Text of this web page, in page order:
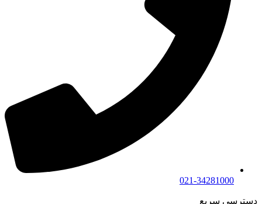
021-34281000
دسترسی سریع